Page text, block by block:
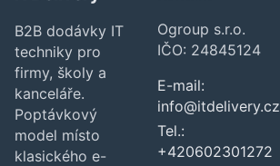
B2B dodávky IT
techniky pro
firmy, školy a
kanceláře.
Poptávkový
model místo
klasického e-
Ogroup s.r.o.
IČO: 24845124
E-mail:
info@itdelivery.cz
Tel.:
+420602301272